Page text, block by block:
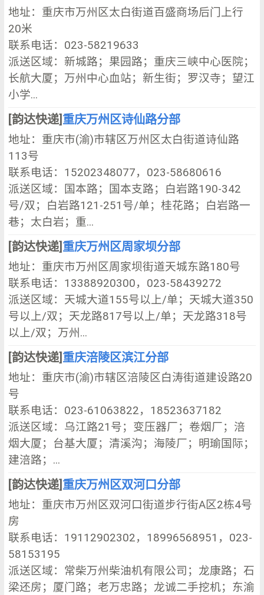
地址：重庆市万州区太白街道百盛商场后门上行
20米
联系电话：023-58219633
派送区域：新城路；果园路；重庆三峡中心医院；
长航大厦；万州中心血站；新生街；罗汉寺；望江
小学...
[韵达快递] 重庆万州区诗仙路分部
地址：重庆市(渝)市辖区万州区太白街道诗仙路
113号
联系电话：15202348077，023-58680616
派送区域：国本路；国本支路；白岩路190-342
号/双；白岩路121-251号/单；桂花路；白岩路一
巷；太白岩；重...
[韵达快递] 重庆万州区周家坝分部
地址：重庆市万州区周家坝街道天城东路180号
联系电话：13388920300，023-58439272
派送区域：天城大道155号以上/单；天城大道350
号以上/双；天龙路817号以上/单；天龙路318号
以上/双；万州...
[韵达快递] 重庆涪陵区滨江分部
地址：重庆市(渝)市辖区涪陵区白涛街道建设路20
号
联系电话：023-61063822，18523637182
派送区域：乌江路21号；变压器厂；卷烟厂；涪
烟大厦；台基大厦；清溪沟；海陵厂；明瑜国际；
建涪路；...
[韵达快递] 重庆万州区双河口分部
地址：重庆市万州区双河口街道步行街A区2栋4号
房
联系电话：19112902302，18996568951，023-
58153195
派送区域：常柴万州柴油机有限公司；龙康路；石
梁还房；厦门路；老万忠路；龙诚二手挖机；东渝